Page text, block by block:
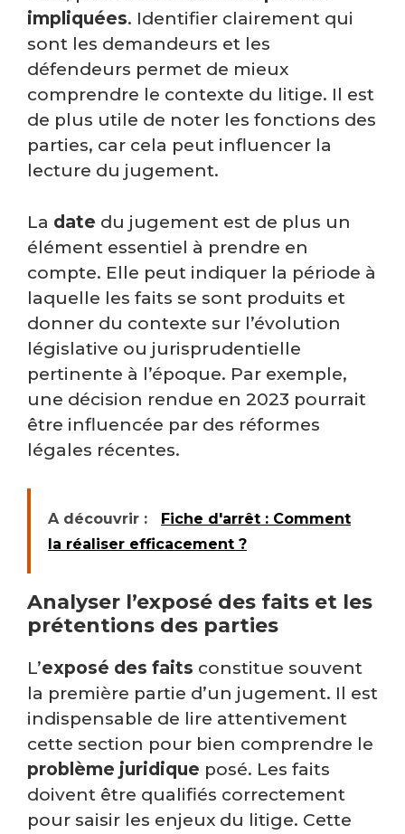
impliquées. Identifier clairement qui
sont les demandeurs et les
défendeurs permet de mieux
comprendre le contexte du litige. Il est
de plus utile de noter les fonctions des
parties, car cela peut influencer la
lecture du jugement.
La date du jugement est de plus un
élément essentiel à prendre en
compte. Elle peut indiquer la période à
laquelle les faits se sont produits et
donner du contexte sur l’évolution
législative ou jurisprudentielle
pertinente à l’époque. Par exemple,
une décision rendue en 2023 pourrait
être influencée par des réformes
légales récentes.
A découvrir :
Fiche d'arrêt : Comment
la réaliser efficacement ?
Analyser l’exposé des faits et les
prétentions des parties
L’exposé des faits constitue souvent
la première partie d’un jugement. Il est
indispensable de lire attentivement
cette section pour bien comprendre le
problème juridique posé. Les faits
doivent être qualifiés correctement
pour saisir les enjeux du litige. Cette